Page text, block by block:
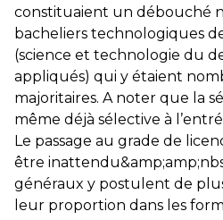
constituaient un débouché
bacheliers technologiques
(science et technologie du
appliqués) qui y étaient
majoritaires. A noter que la
même déjà sélective à
Le passage au grade de
être
généraux y postulent de
leur proportion dans les